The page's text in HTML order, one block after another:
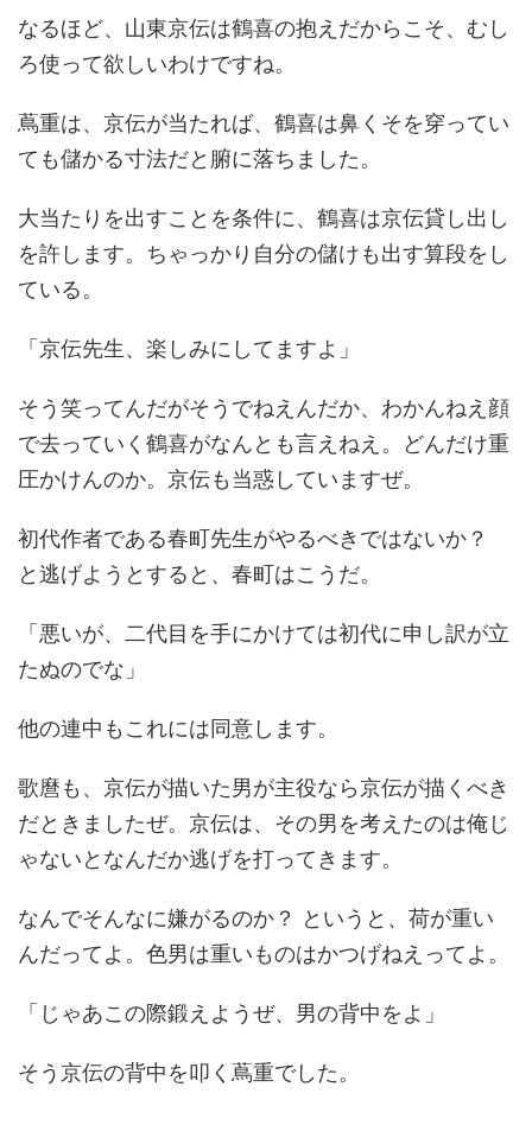
なるほど、山東京伝は鶴喜の抱えだからこそ、むし
ろ使って欲しいわけですね。
蔦重は、京伝が当たれば、鶴喜は鼻くそを穿ってい
ても儲かる寸法だと腑に落ちました。
大当たりを出すことを条件に、鶴喜は京伝貸し出し
を許します。ちゃっかり自分の儲けも出す算段をし
ている。
「京伝先生、楽しみにしてますよ」
そう笑ってんだがそうでねえんだか、わかんねえ顔
で去っていく鶴喜がなんとも言えねえ。どんだけ重
圧かけんのか。京伝も当惑していますぜ。
初代作者である春町先生がやるべきではないか？
と逃げようとすると、春町はこうだ。
「悪いが、二代目を手にかけては初代に申し訳が立
たぬのでな」
他の連中もこれには同意します。
歌麿も、京伝が描いた男が主役なら京伝が描くべき
だときましたぜ。京伝は、その男を考えたのは俺じ
ゃないとなんだか逃げを打ってきます。
なんでそんなに嫌がるのか？ というと、荷が重い
んだってよ。色男は重いものはかつげねえってよ。
「じゃあこの際鍛えようぜ、男の背中をよ」
そう京伝の背中を叩く蔦重でした。